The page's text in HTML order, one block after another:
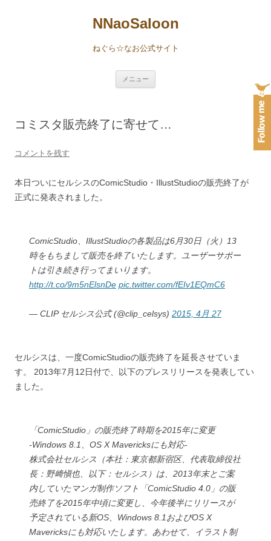
NNaoSaloon
ねぐら☆なお公式サイト
メニュー
ス
コミスタ販売終了に寄せて…
コメントを残す
本日ついにセルシスのComicStudio・IllustStudioの販売終了が
正式に発表されました。
ComicStudio、IllustStudioの各製品は6月30日（火）13
時をもちまして販売を終了いたします。ユーザーサポー
トは引き続き行ってまいります。
http://t.co/9m5nElsnDe pic.twitter.com/fEIv1EQmC6
— CLIP セルシス公式 (@clip_celsys) 2015, 4月 27
セルシスは、一度ComicStudioの販売終了を延長させていま
す。 2013年7月12日付で、以下のプレスリリースを発表してい
ました。
「ComicStudio」の販売終了時期を2015年に変更
-Windows 8.1、OS X Mavericksにも対応-
株式会社セルシス（本社：東京都新宿区、代表取締役社
長：野﨑愼也、以下：セルシス）は、2013年末とご案
内していたマンガ制作ソフト「ComicStudio 4.0」の販
売終了を2015年中頃に変更し、今年後半にリリースが
予定されている新OS、Windows 8.1およびOS X
Mavericksにも対応いたします。あわせて、イラスト制